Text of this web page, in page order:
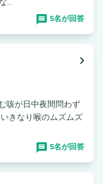
5名が回答
navigate_next
咳が日中夜間問わず
きなり喉のムズムズ
5名が回答